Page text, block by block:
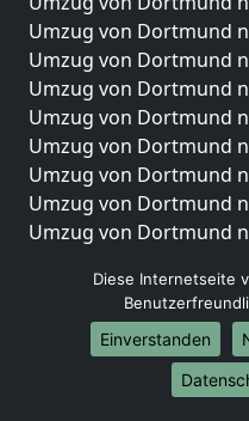
Umzug von Dortmund
Umzug von Dortmund
Umzug von Dortmund
Umzug von Dortmund
Umzug von Dortmund
Umzug von Dortmund
Umzug von Dortmund
Umzug von Dortmund
Umzug von Dortmund
Umzüge-
Umzug von Dortmund
Umzug von Dortmund
Diese Internetseite
Einverstanden